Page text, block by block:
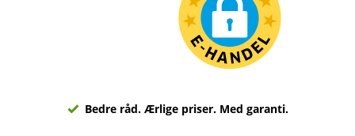
Bedre råd. Ærlige priser. Med garanti.